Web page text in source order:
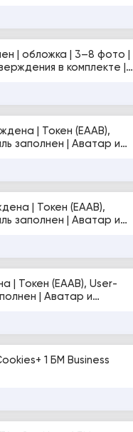
| обложка | 3–8 фото |
в комплекте |
| Токен (EAAB),
заполнен | Аватар и
| Токен (EAAB),
заполнен | Аватар и
| Токен (EAAB), User-
| Аватар и
1 БМ Business